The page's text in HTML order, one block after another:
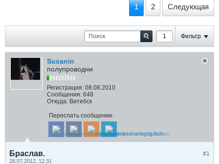
1 2 Следующая
Фильтр
Susanin
полупроводни
Регистрация: 08.08.2010
Сообщения: 648
Откуда: Витебск
Переслать сообщение:
#1
Браслав.
28.07.2012, 12:31